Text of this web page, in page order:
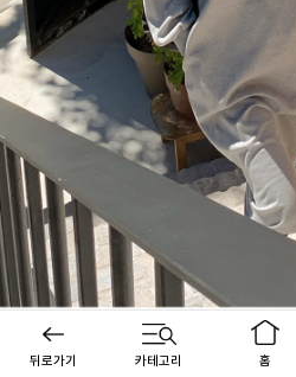
뒤로가기 카테고리 홈